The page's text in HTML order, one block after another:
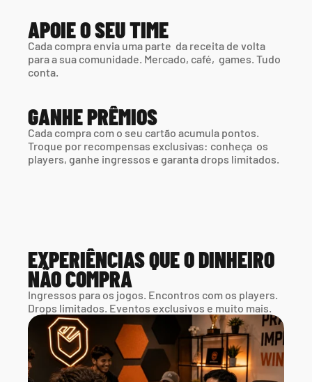
APOIE O SEU TIME
Cada compra envia uma parte  da receita de volta
para a sua comunidade. Mercado, café,  games. Tudo
conta.
GANHE PRÊMIOS
Cada compra com o seu cartão acumula pontos.
Troque por recompensas exclusivas: conheça  os
players, ganhe ingressos e garanta drops limitados.
EXPERIÊNCIAS QUE O DINHEIRO
NÃO COMPRA
Ingressos para os jogos. Encontros com os players.
Drops limitados. Eventos exclusivos e muito mais.